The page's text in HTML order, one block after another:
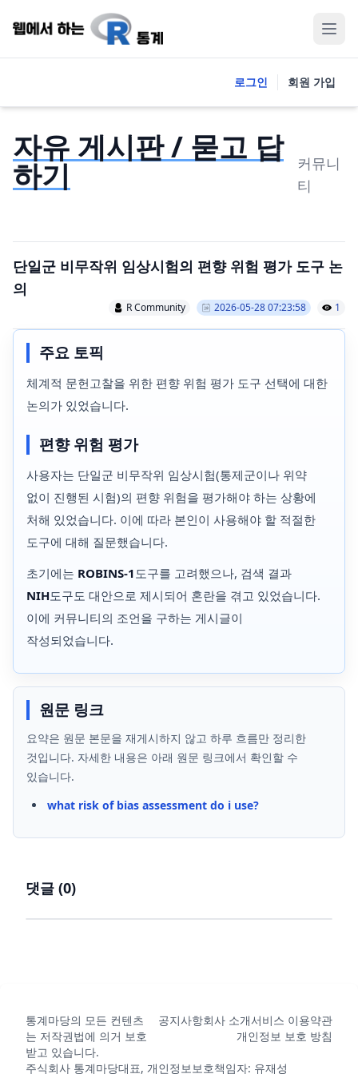
로그인 회원 가입
자유 게시판 / 묻고 답
하기
커뮤니
티
단일군 비무작위 임상시험의 편향 위험 평가 도구 논
의
R Community 2026-05-28 07:23:58 1
주요 토픽
체계적 문헌고찰을 위한 편향 위험 평가 도구 선택에 대한
논의가 있었습니다.
편향 위험 평가
사용자는 단일군 비무작위 임상시험(통제군이나 위약
없이 진행된 시험)의 편향 위험을 평가해야 하는 상황에
처해 있었습니다. 이에 따라 본인이 사용해야 할 적절한
도구에 대해 질문했습니다.
초기에는 ROBINS-1 도구를 고려했으나, 검색 결과
NIH도구도 대안으로 제시되어 혼란을 겪고 있었습니다.
이에 커뮤니티의 조언을 구하는 게시글이
작성되었습니다.
원문 링크
요약은 원문 본문을 재게시하지 않고 하루 흐름만 정리한
것입니다. 자세한 내용은 아래 원문 링크에서 확인할 수
있습니다.
what risk of bias assessment do i use?
댓글 (0)
통계마당의 모든 컨텐츠
는 저작권법에 의거 보호
받고 있습니다.
공지사항회사 소개서비스 이용약관
개인정보 보호 방침
주식회사 통계마당대표, 개인정보보호책임자: 유재성